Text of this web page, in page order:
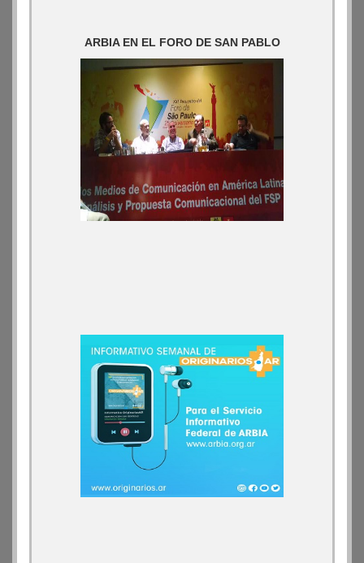
ARBIA EN EL FORO DE SAN PABLO